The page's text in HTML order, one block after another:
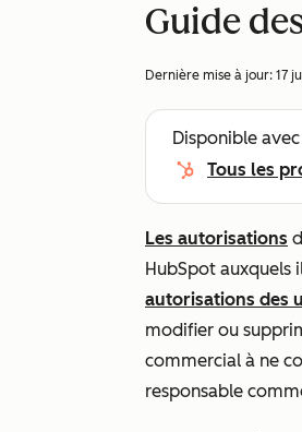
Guide
Dernière mise à jour: 17
Disponible
Tous les
Les autorisations
HubSpot auxquels
autorisations des
modifier ou
commercial à ne
responsable